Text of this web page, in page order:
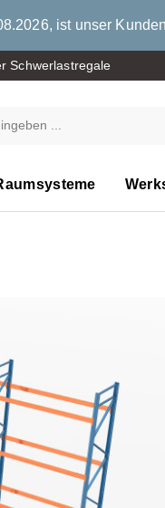
ist unser
Schwerlastregale